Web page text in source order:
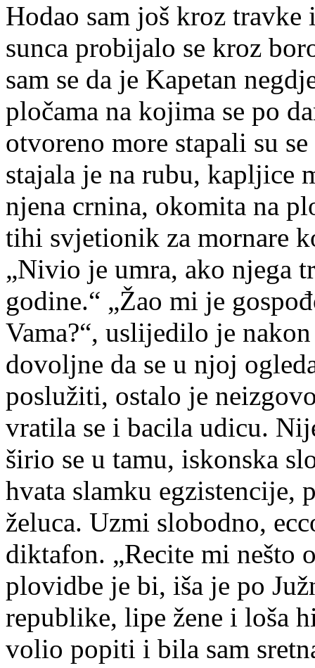
Hodao sam još kroz travke
sunca probijalo se kroz
sam se da je Kapetan
pločama na kojima se po
otvoreno more stapali su
stajala je na rubu, kapljice
njena crnina, okomita na
tihi svjetionik za mornare
„Nivio je umra, ako njega
godine.“ „Žao mi je
Vama?“, uslijedilo je
dovoljne da se u njoj
poslužiti, ostalo je
vratila se i bacila udicu.
širio se u tamu, iskonska
hvata slamku egzistencije,
želuca. Uzmi slobodno,
diktafon. „Recite mi nešto
plovidbe je bi, iša je po
republike, lipe žene i loša
volio popiti i bila sam